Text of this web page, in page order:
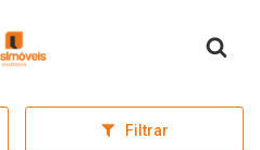
inicial
Filtrar